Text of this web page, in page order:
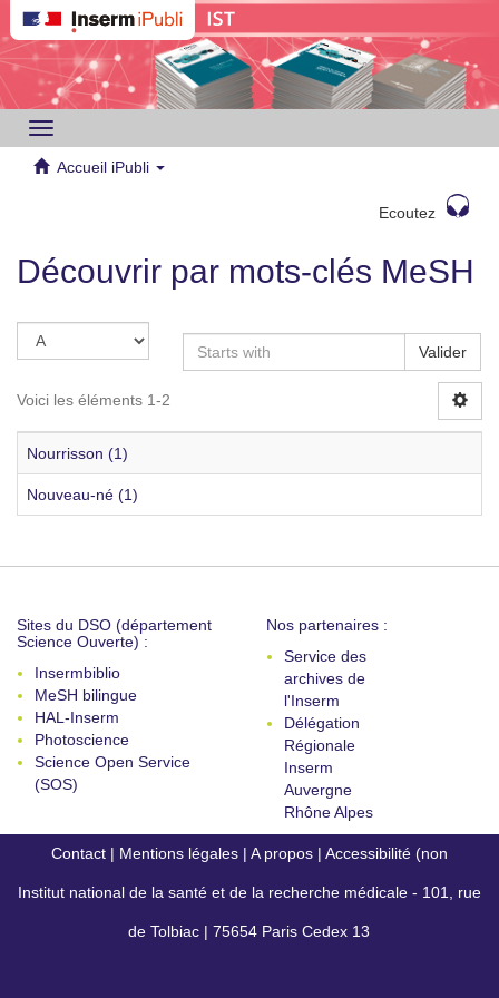
Toggle
navigation
Accueil iPubli
Ecoutez
Découvrir par mots-clés MeSH
Valider
Voici les éléments 1-2
Nourrisson (1)
Nouveau-né (1)
Sites du DSO (département
Science Ouverte) :
Insermbiblio
MeSH bilingue
HAL-Inserm
Photoscience
Science Open Service
(SOS)
Nos partenaires :
Service des
archives de
l'Inserm
Délégation
Régionale
Inserm
Auvergne
Rhône Alpes
Contact | Mentions légales | A propos | Accessibilité (non
conforme)
Institut national de la santé et de la recherche médicale - 101, rue
de Tolbiac | 75654 Paris Cedex 13